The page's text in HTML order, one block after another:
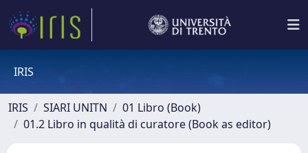
IRIS
IRIS SIARI UNITN
01 Libro (Book)
01.2 Libro in qualità di curatore (Book as editor)